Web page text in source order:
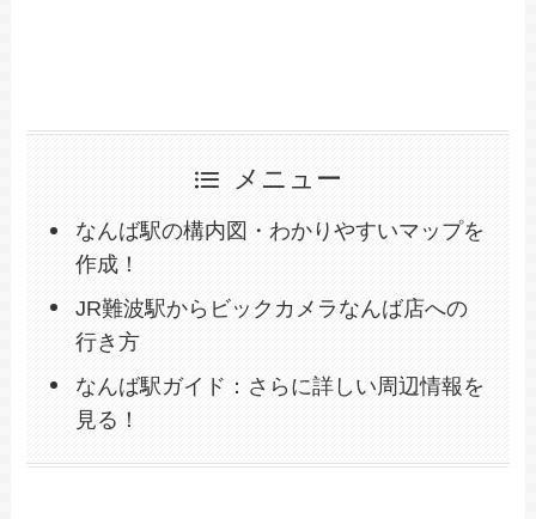
メニュー
なんば駅の構内図・わかりやすいマップを
作成！
JR難波駅からビックカメラなんば店への
行き方
なんば駅ガイド：さらに詳しい周辺情報を
見る！